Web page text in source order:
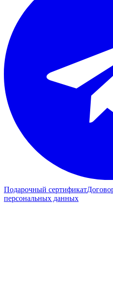
Подарочный сертификат
персональных данных